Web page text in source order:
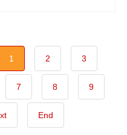
1 2 3
7 8 9
End